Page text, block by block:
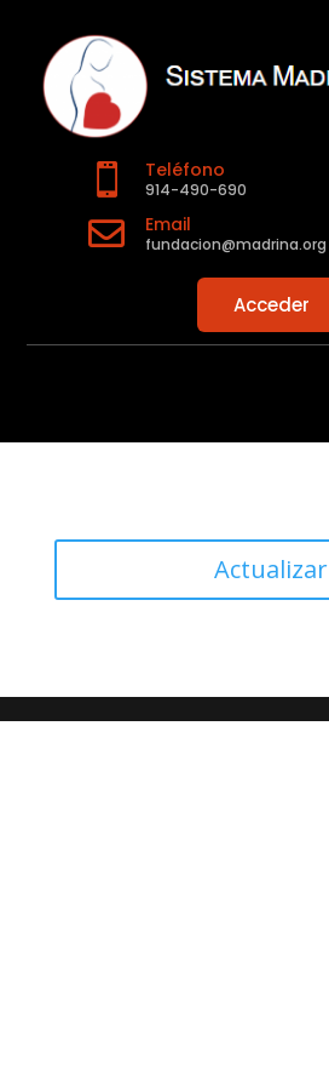
 Teléfono
914-490-690
 Email
fundacion@madrina.org
Acceder
Actualizar